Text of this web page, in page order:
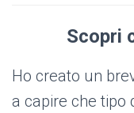
Scopri
Ho creato un
a capire che tipo